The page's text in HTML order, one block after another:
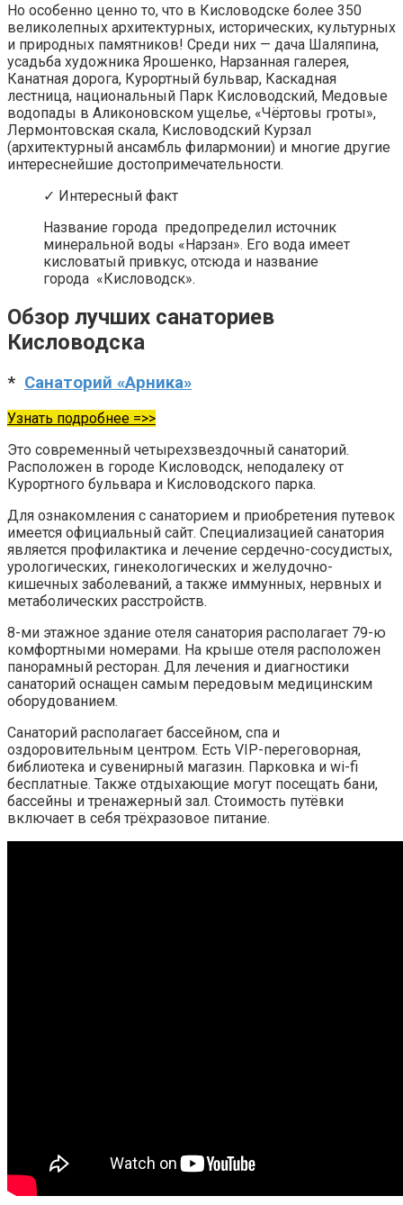
Но особенно ценно то, что в Кисловодске более 350
великолепных архитектурных, исторических, культурных
и природных памятников! Среди них — дача Шаляпина,
усадьба художника Ярошенко, Нарзанная галерея,
Канатная дорога, Курортный бульвар, Каскадная
лестница, национальный Парк Кисловодский, Медовые
водопады в Аликоновском ущелье, «Чёртовы гроты»,
Лермонтовская скала, Кисловодский Курзал
(архитектурный ансамбль филармонии) и многие другие
интереснейшие достопримечательности.
✓ Интересный факт
Название города предопределил источник
минеральной воды «Нарзан». Его вода имеет
кисловатый привкус, отсюда и название
города «Кисловодск».
Обзор лучших санаториев
Кисловодска
* Санаторий «Арника»
Узнать подробнее =>>
Это современный четырехзвездочный санаторий.
Расположен в городе Кисловодск, неподалеку от
Курортного бульвара и Кисловодского парка.
Для ознакомления с санаторием и приобретения путевок
имеется официальный сайт. Специализацией санатория
является профилактика и лечение сердечно-сосудистых,
урологических, гинекологических и желудочно-
кишечных заболеваний, а также иммунных, нервных и
метаболических расстройств.
8-ми этажное здание отеля санатория располагает 79-ю
комфортными номерами. На крыше отеля расположен
панорамный ресторан. Для лечения и диагностики
санаторий оснащен самым передовым медицинским
оборудованием.
Санаторий располагает бассейном, спа и
оздоровительным центром. Есть VIP-переговорная,
библиотека и сувенирный магазин. Парковка и wi-fi
бесплатные. Также отдыхающие могут посещать бани,
бассейны и тренажерный зал. Стоимость путёвки
включает в себя трёхразовое питание.